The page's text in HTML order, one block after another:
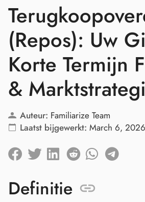
(Repos): Uw
Korte Termijn
&
Auteur: Familiarize Team
Laatst bijgewerkt: March 6, 2026
Definitie